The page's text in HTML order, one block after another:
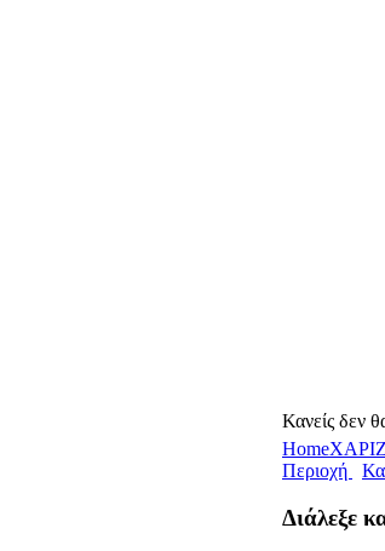
Κανείς δεν
Home
Περιοχή
Διάλεξε